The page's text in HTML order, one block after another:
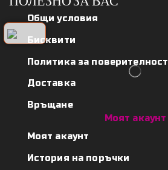
Общи условия
Бисквити
Политика за поверителност
Доставка
Връщане
Моят акаунт
Моят акаунт
История на поръчки